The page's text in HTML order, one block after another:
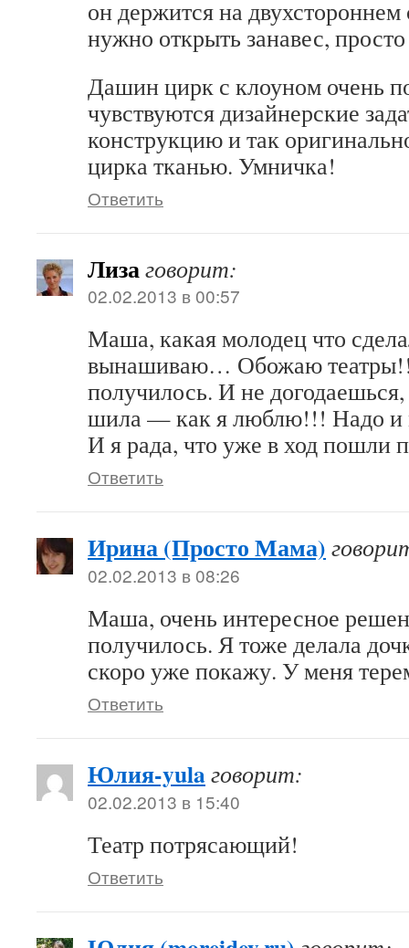
он держится на двухстороннем
нужно открыть занавес,
Дашин цирк с клоуном очень
чувствуются дизайнерские
конструкцию и так
цирка тканью. Умничка!
Ответить
Лизаговорит:
02.02.2013 в 00:57
Маша, какая молодец что
вынашиваю… Обожаю
получилось. И не
шила — как я люблю!!! Надо и
И я рада, что уже в ход пошли
Ответить
Ирина (Просто Мама)
02.02.2013 в 08:26
Маша, очень интересное
получилось. Я тоже делала
скоро уже покажу. У меня
Ответить
Юлия-yulaговорит:
02.02.2013 в 15:40
Театр потрясающий!
Ответить